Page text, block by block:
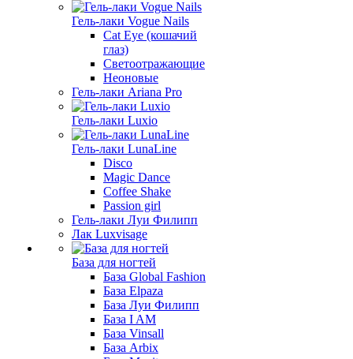
Гель-лаки Vogue Nails
Cat Eye (кошачий
глаз)
Светоотражающие
Неоновые
Гель-лаки Ariana Pro
Гель-лаки Luxio
Гель-лаки LunaLine
Disco
Magic Dance
Coffee Shake
Passion girl
Гель-лаки Луи Филипп
Лак Luxvisage
База для ногтей
База Global Fashion
База Elpaza
База Луи Филипп
База I AM
База Vinsall
База Arbix